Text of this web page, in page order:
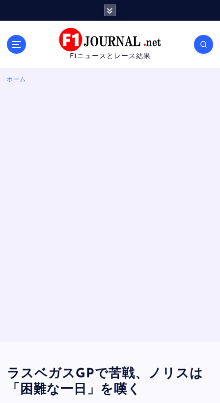
F1ニュースとレース結果
ホーム
ラスベガスGPで苦戦、ノリスは
「困難な一日」を嘆く